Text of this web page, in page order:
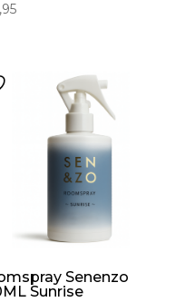
Senenzo
Sunrise